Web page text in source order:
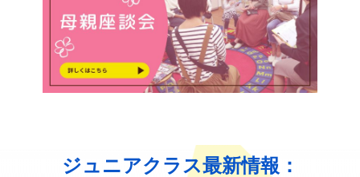
ジュニアクラス最新情報：